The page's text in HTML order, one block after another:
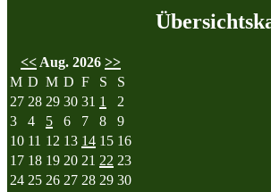
<< Aug. 2026 >>
M D M D F S
S
27 28 29 30 31 1
2
3
4 5 6 7 8
9
10 11 12 13 14 15 16
17 18 19 20 21 22 23
24 25 26 27 28 29 30